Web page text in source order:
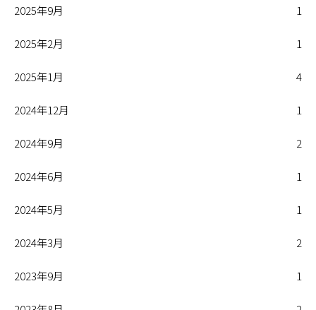
2025年9月 1
2025年2月 1
2025年1月 4
2024年12月 1
2024年9月 2
2024年6月 1
2024年5月 1
2024年3月 2
2023年9月 1